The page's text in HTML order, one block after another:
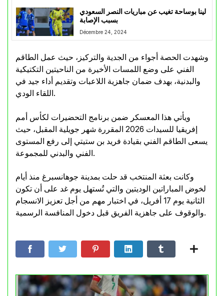
لينا بوساحة تغيب عن مباريات النصر السعودي
بسبب الإصابة
Décembre 24, 2024
وشهدت الحصة أجواء من الجدية والتركيز، حيث عمل الطاقم
الفني على وضع اللمسات الأخيرة من الناحيتين التكتيكية
والبدنية، بهدف ضمان جاهزية اللاعبات وتقديم أداء جيد في
اللقاء الودي.
ويأتي هذا المعسكر ضمن برنامج التحضيرات لكأس أمم
إفريقيا للسيدات 2026 المقررة شهر جويلية المقبل، حيث
يسعى الطاقم الفني بقيادة فريد بن ستيتي إلى رفع المستوى
الفني والبدني للمجموعة.
وكانت بعثة المنتخب قد حلت بمدينة جوهانسبرغ منذ أيام
لخوض المباراتين الوديتين والتي تُستهل يوم غد على أن تكون
الثانية يوم 17 أفريل، في اختبار مهم من أجل تعزيز الانسجام
والوقوف على جاهزية الفريق قبل دخول المنافسة الرسمية.